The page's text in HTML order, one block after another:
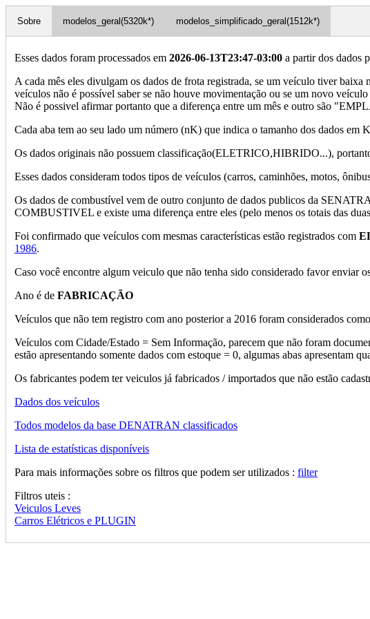
Sobre modelos_geral(5320k*) modelos_simplificado_geral(1512k*)
Esses dados foram processados em 2026-06-13T23:47-03:00 a partir dos dados
A cada mês eles divulgam os dados de frota registrada, se um veículo tiver
veículos não é possível saber se não houve movimentação ou se um novo
Não é possivel afirmar portanto que a diferença entre um mês e outro são
Cada aba tem ao seu lado um número (nK) que indica o tamanho dos dados em
Os dados originais não possuem classificação(ELETRICO,HIBRIDO...),
Esses dados consideram todos tipos de veículos (carros, caminhões, motos,
Os dados de combustível vem de outro conjunto de dados publicos da
COMBUSTIVEL e existe uma diferença entre eles (pelo menos os totais das
Foi confirmado que veículos com mesmas características estão registrados com
1986.
Caso você encontre algum veiculo que não tenha sido considerado favor enviar
Ano é de FABRICAÇÃO
Veículos que não tem registro com ano posterior a 2016 foram considerados como
Veículos com Cidade/Estado = Sem Informação, parecem que não foram
estão apresentando somente dados com estoque = 0, algumas abas apresentam
Os fabricantes podem ter veiculos já fabricados / importados que não estão
Dados dos veículos
Todos modelos da base DENATRAN classificados
Lista de estatísticas disponíveis
Para mais informações sobre os filtros que podem ser utilizados : filter
Filtros uteis :
Veiculos Leves
Carros Elétricos e PLUGIN